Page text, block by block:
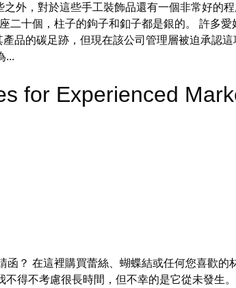
之外，對於這些手工裝飾品還有一個非常好的
二十個，柱子的鉤子和釦子都是銀的。 許多
品的碳足跡，但現在該公司管理層被迫承認
...
for Experienced
函？ 在這裡購買蕾絲、蝴蝶結或任何您喜歡
得不考慮很長時間，但不幸的是它從未發生